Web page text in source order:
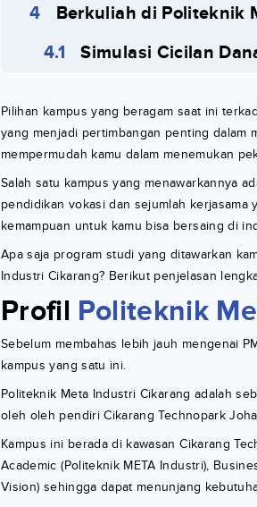
Berkuliah di Politeknik
Simulasi Cicilan
Pilihan kampus yang beragam saat ini
yang menjadi pertimbangan penting dalam
mempermudah kamu dalam menemukan
Salah satu kampus yang menawarkannya
pendidikan vokasi dan sejumlah kerjasama
kemampuan untuk kamu bisa bersaing di
Apa saja program studi yang ditawarkan
Industri Cikarang? Berikut penjelasan
Profil Politeknik
Sebelum membahas lebih jauh mengenai
kampus yang satu ini.
Politeknik Meta Industri Cikarang adalah
oleh oleh pendiri Cikarang Technopark
Kampus ini berada di kawasan Cikarang
Academic (Politeknik META Industri),
Vision) sehingga dapat menunjang